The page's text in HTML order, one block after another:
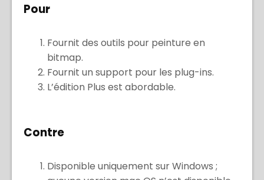
Fournit des outils pour peinture en
bitmap.
Fournit un support pour les plug-ins.